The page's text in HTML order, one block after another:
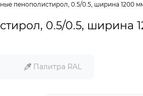
пенополистирол, 0.5/0.5, ширина 1200
0.5/0.5, ширина
Палитра RAL